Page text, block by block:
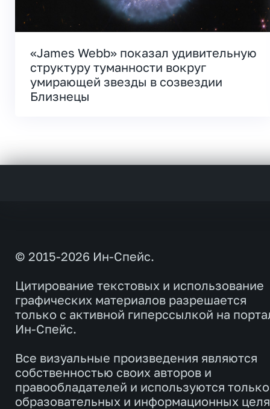
«James Webb» показал удивительную
структуру туманности вокруг
умирающей звезды в созвездии
Близнецы
© 2015-2026 Ин-Спейс.
Цитирование текстовых и использование
графических материалов разрешается
только с активной гиперссылкой на
Ин-Спейс.
Все визуальные произведения являются
собственностью своих авторов и
правообладателей и используются
образовательных и информационных